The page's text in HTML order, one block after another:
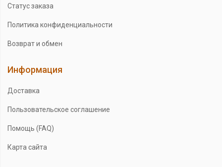
Статус заказа
Политика конфиденциальности
Возврат и обмен
Информация
Доставка
Пользовательское соглашение
Помощь (FAQ)
Карта сайта